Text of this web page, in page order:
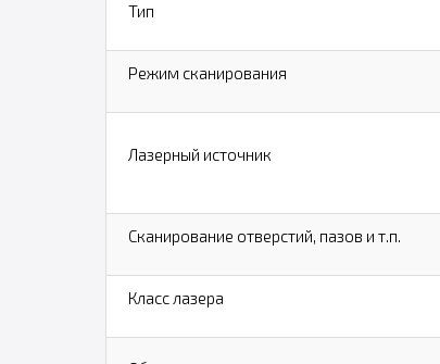
Тип
Режим сканирования
Лазерный источник
Сканирование отверстий, пазов и т.п.
Класс лазера